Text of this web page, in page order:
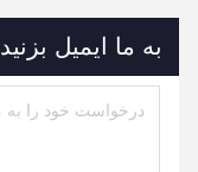
به ما ایمیل بزنید